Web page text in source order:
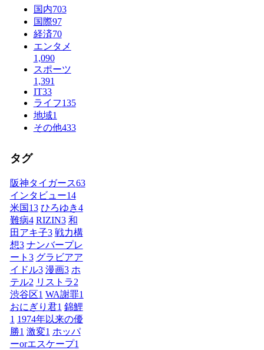
国内703
国際97
経済70
エンタメ
1,090
スポーツ
1,391
IT33
ライフ135
地域1
その他433
タグ
阪神タイガース63
インタビュー14
米国13 ひろゆき4
難病4 RIZIN3 和
田アキ子3 戦力構
想3 ナンバープレ
ート 3 グラビアア
イドル3 漫画3 ホ
テル2 リストラ2
渋谷区1 WA謝罪1
おにぎり君1 錦鯉
1 1974年以来の優
勝1 激変1 ホッパ
ーorエスケープ1